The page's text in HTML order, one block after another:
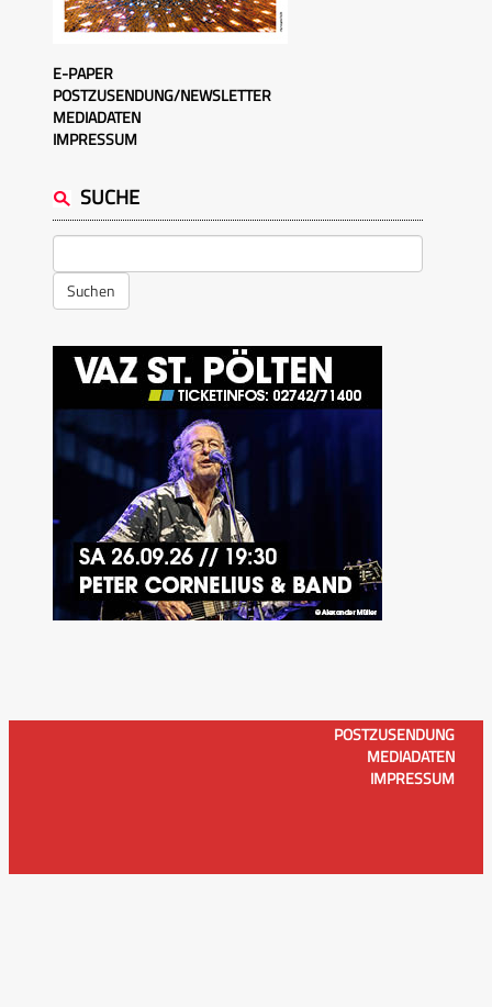
E-PAPER
POSTZUSENDUNG/NEWSLETTER
MEDIADATEN
IMPRESSUM
SUCHE
Suchen
POSTZUSENDUNG
MEDIADATEN
IMPRESSUM